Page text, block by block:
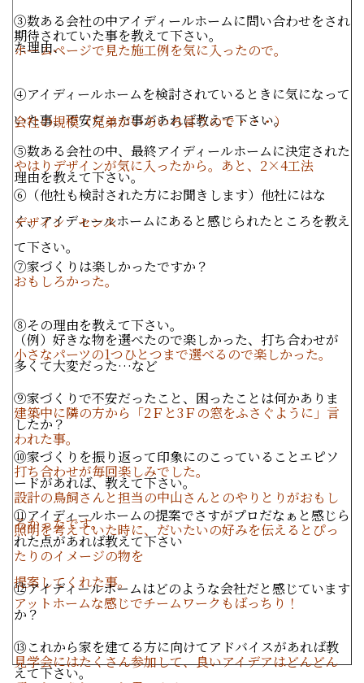
③数ある会社の中アイディールホームに問い合わせをされ
た理由、
期待されていた事を教えて下さい。
ホームページで見た施工例を気に入ったので。
④アイディールホームを検討されているときに気になって
いた事、不安だった事があれば教えて下さい。
会社の規模（兄弟がいろいろ言うので・・・）
⑤数ある会社の中、最終アイディールホームに決定された
理由を教えて下さい。
やはりデザインが気に入ったから。あと、2×4工法
⑥（他社も検討された方にお聞きします）他社にはな
く、アイディールホームにあると感じられたところを教え
て下さい。
デザイン センス
⑦家づくりは楽しかったですか？
おもしろかった。
⑧その理由を教えて下さい。
（例）好きな物を選べたので楽しかった、打ち合わせが
多くて大変だった…など
小さなパーツの1つひとつまで選べるので楽しかった。
⑨家づくりで不安だったこと、困ったことは何かありま
したか？
建築中に隣の方から「2Ｆと3Ｆの窓をふさぐように」言
われた事。
⑩家づくりを振り返って印象にのこっていることエピソ
ードがあれば、教えて下さい。
打ち合わせが毎回楽しみでした。
設計の鳥飼さんと担当の中山さんとのやりとりがおもし
ろかったです。
⑪アイディールホームの提案でさすがプロだなぁと感じら
れた点があれば教えて下さい
照明を考えていた時に、だいたいの好みを伝えるとぴっ
たりのイメージの物を
提案してくれた事。
⑫アイディールホームはどのような会社だと感じています
か？
アットホームな感じでチームワークもばっちり！
⑬これから家を建てる方に向けてアドバイスがあれば教
えて下さい。
見学会にはたくさん参加して、良いアイデアはどんどん